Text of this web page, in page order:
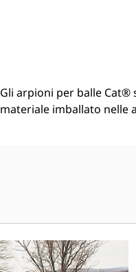
Gli arpioni per balle
materiale imballato nelle